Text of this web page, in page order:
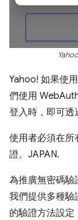
Yahoo! 如果使
們使用
登入時，即可透
使用者必須在所
證。JAPAN.
為推廣無密碼驗
我們提供多種驗
的驗證方法設